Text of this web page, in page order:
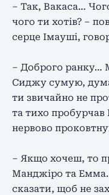
– Так, Вакаса…
чого ти хотів? –
серце Імауші,
– Доброго ранку…
Сиджу сумую,
ти звичайно не
та тихо
нервово
– Якщо хочеш, то
Манджіро та
сказати, щоб не